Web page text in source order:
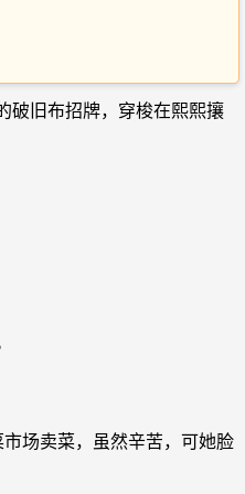
破旧布招牌，穿梭在熙熙攘
场卖菜，虽然辛苦，可她脸